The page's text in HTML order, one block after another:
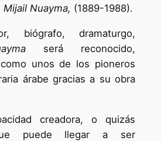
Mijail Nuayma, (1889-1988).
biógrafo, dramaturgo,
será reconocido,
unos de los pioneros
árabe gracias a su obra
creadora, o quizás
puede llegar a ser